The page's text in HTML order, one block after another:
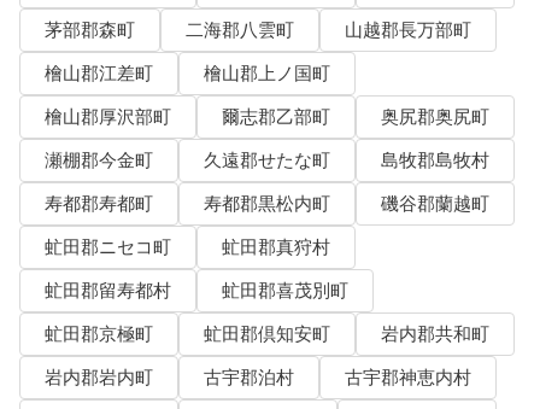
茅部郡森町
二海郡八雲町
山越郡長万部町
檜山郡江差町
檜山郡上ノ国町
檜山郡厚沢部町
爾志郡乙部町
奥尻郡奥尻町
瀬棚郡今金町
久遠郡せたな町
島牧郡島牧村
寿都郡寿都町
寿都郡黒松内町
磯谷郡蘭越町
虻田郡ニセコ町
虻田郡真狩村
虻田郡留寿都村
虻田郡喜茂別町
虻田郡京極町
虻田郡倶知安町
岩内郡共和町
岩内郡岩内町
古宇郡泊村
古宇郡神恵内村